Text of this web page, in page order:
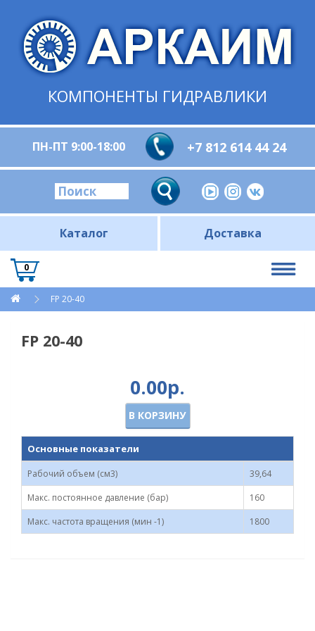
КОМПОНЕНТЫ ГИДРАВЛИКИ
ПН-ПТ 9:00-18:00 +7 812 614 44 24
Каталог Доставка
0
FP 20-40
FP 20-40
0.00р.
В КОРЗИНУ
Основные показатели
Рабочий объем (см3)
39,64
Макс. постоянное давление (бар)
160
Макс. частота вращения (мин -1)
1800